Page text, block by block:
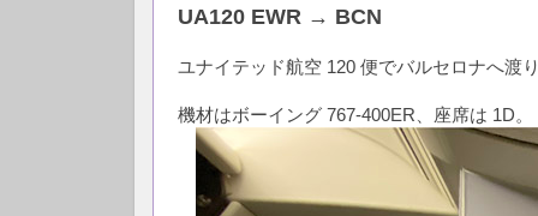
UA120 EWR → BCN
ユナイテッド航空 120 便でバルセロナへ渡
機材はボーイング 767-400ER、座席は 1D。